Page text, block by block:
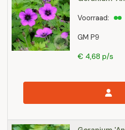
GM P9
Voorraad:
€ 4,68 p/s